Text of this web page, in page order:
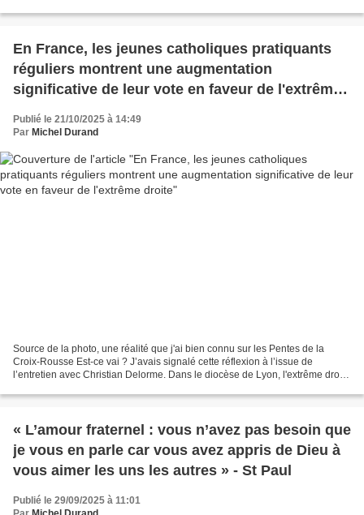
En France, les jeunes catholiques pratiquants
réguliers montrent une augmentation
significative de leur vote en faveur de l'extrême
Publié le 21/10/2025 à 14:49
Par Michel Durand
Source de la photo, une réalité que j'ai bien connu sur les Pentes de la
Croix-Rousse Est-ce vai ? J’avais signalé cette réflexion à l’issue de
l’entretien avec Christian Delorme. Dans le diocèse de Lyon, l'extrême droite
« L’amour fraternel : vous n’avez pas besoin que
je vous en parle car vous avez appris de Dieu à
vous aimer les uns les autres » - St Paul
Publié le 29/09/2025 à 11:01